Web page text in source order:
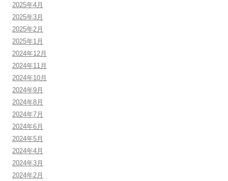
2025年4月
2025年3月
2025年2月
2025年1月
2024年12月
2024年11月
2024年10月
2024年9月
2024年8月
2024年7月
2024年6月
2024年5月
2024年4月
2024年3月
2024年2月